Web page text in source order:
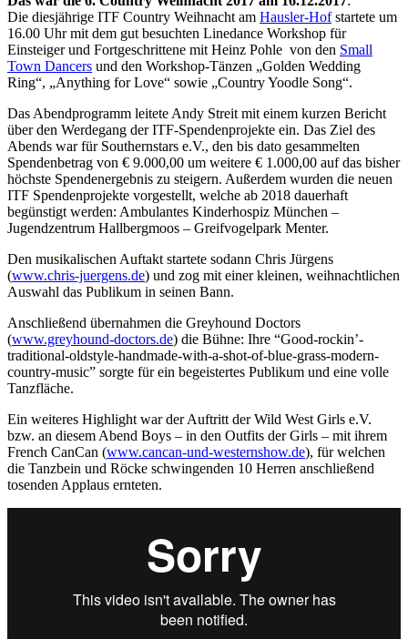
Die diesjährige ITF Country Weihnacht am Hausler-Hofstartete um
16.00 Uhr mit dem gut besuchten Linedance Workshop für
Einsteiger und Fortgeschrittene mit Heinz Pohle von den Small
Town Dancers und den Workshop-Tänzen „Golden Wedding
Ring“, „Anything for Love“ sowie „Country Yoodle Song“.
Das Abendprogramm leitete Andy Streit mit einem kurzen Bericht
über den Werdegang der ITF-Spendenprojekte ein. Das Ziel des
Abends war für Southernstars e.V., den bis dato gesammelten
Spendenbetrag von € 9.000,00 um weitere € 1.000,00 auf das bisher
höchste Spendenergebnis zu steigern. Außerdem wurden die neuen
ITF Spendenprojekte vorgestellt, welche ab 2018 dauerhaft
begünstigt werden: Ambulantes Kinderhospiz München –
Jugendzentrum Hallbergmoos – Greifvogelpark Menter.
Den musikalischen Auftakt startete sodann Chris Jürgens
(www.chris-juergens.de) und zog mit einer kleinen, weihnachtlichen
Auswahl das Publikum in seinen Bann.
Anschließend übernahmen die Greyhound Doctors
(www.greyhound-doctors.de) die Bühne: Ihre “Good-rockin’-
traditional-oldstyle-handmade-with-a-shot-of-blue-grass-modern-
country-music” sorgte für ein begeistertes Publikum und eine volle
Tanzfläche.
Ein weiteres Highlight war der Auftritt der Wild West Girls e.V.
bzw. an diesem Abend Boys – in den Outfits der Girls – mit ihrem
French CanCan (www.cancan-und-westernshow.de), für welchen
die Tanzbein und Röcke schwingenden 10 Herren anschließend
tosenden Applaus ernteten.